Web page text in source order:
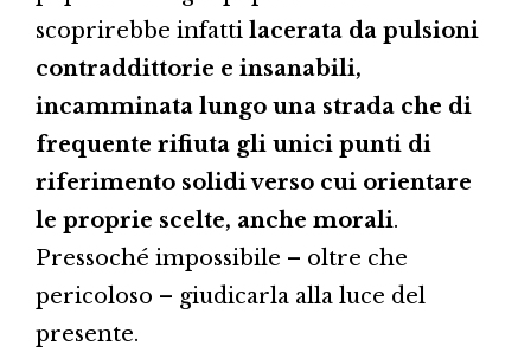
scoprirebbe infatti lacerata da pulsioni
contraddittorie e insanabili,
incamminata lungo una strada che di
frequente rifiuta gli unici punti di
riferimento solidi verso cui orientare
le proprie scelte, anche morali.
Pressoché impossibile – oltre che
pericoloso – giudicarla alla luce del
presente.